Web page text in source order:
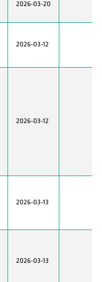
2026-03-20
2026-03-12
2026-03-12
2026-03-13
2026-03-13